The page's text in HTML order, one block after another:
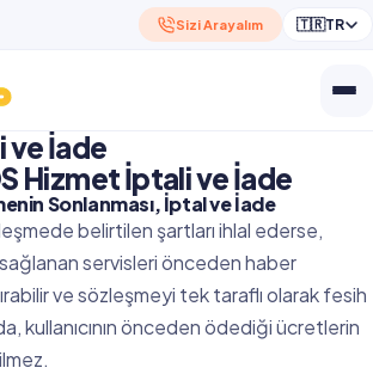
Sizi Arayalım 🇹🇷TR
ve İade
Hizmet İptali ve İade
Sonlanması, İptal ve İade
belirtilen şartları ihlal ederse,
sağlanan servisleri önceden haber
ve sözleşmeyi tek taraflı olarak fesih
kullanıcının önceden ödediği ücretlerin